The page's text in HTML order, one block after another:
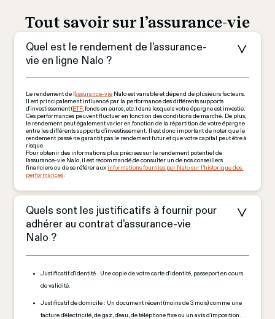
Tout savoir sur l’assurance-vie
Quel est le rendement de l’assurance-
vie en ligne Nalo ?
Le rendement de l'assurance-vie Nalo est variable et dépend de plusieurs facteurs.
Il est principalement influencé par la performance des différents supports
d'investissement ( ETF, fonds en euros, etc.) dans lesquels votre épargne est investie.
Ces performances peuvent fluctuer en fonction des conditions de marché. De plus,
le rendement peut également varier en fonction de la répartition de votre épargne
entre les différents supports d'investissement. Il est donc important de noter que le
rendement passé ne garantit pas le rendement futur et que votre capital peut être à
risque.
Pour obtenir des informations plus précises sur le rendement potentiel de
l'assurance-vie Nalo, il est recommandé de consulter un de nos conseillers
financiers ou de se référer aux informations fournies par Nalo sur l’historique des
performances
Quels sont les justificatifs à fournir pour
adhérer au contrat d’assurance-vie
Nalo ?
Justificatif d'identité : Une copie de votre carte d'identité, passeport en cours
de validité.
Justificatif de domicile : Un document récent (moins de 3 mois) comme une
facture d'électricité, de gaz, d'eau, de téléphone fixe ou un avis d'imposition.